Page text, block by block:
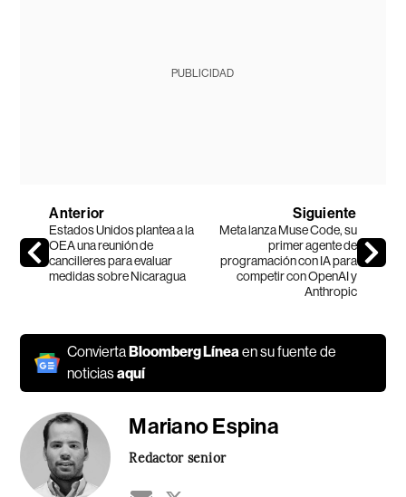
PUBLICIDAD
Anterior
Estados Unidos plantea a la
OEA una reunión de
cancilleres para evaluar
medidas sobre Nicaragua
Siguiente
Meta lanza Muse Code, su
primer agente de
programación con IA para
competir con OpenAI y
Anthropic
ConviertaBloomberg Líneaen su fuente de
noticiasaquí
Mariano Espina
Redactor senior